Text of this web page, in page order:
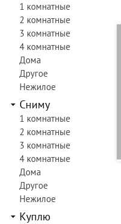
1 комнатные
2 комнатные
3 комнатные
4 комнатные
Дома
Другое
Нежилое
Сниму
1 комнатные
2 комнатные
3 комнатные
4 комнатные
Дома
Другое
Нежилое
Куплю